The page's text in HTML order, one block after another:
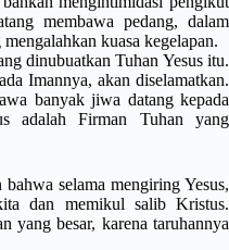
membawa pedang, dalam
kuasa kegelapan.
dinubuatkan Tuhan Yesus itu.
Imannya, akan diselamatkan.
banyak jiwa datang kepada
adalah Firman Tuhan yang
selama mengiring Yesus,
dan memikul salib Kristus.
yang besar, karena taruhannya